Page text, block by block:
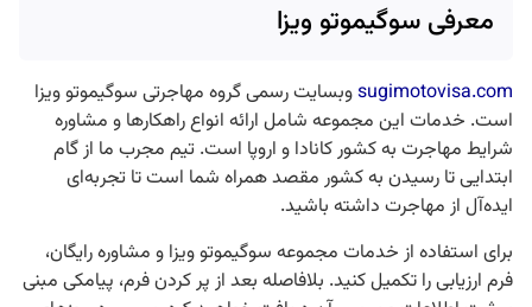
معرفی سوگیموتو ویزا
sugimotovisa.comوبسایت رسمی گروه مهاجرتی سوگیموتو ویزا
است. خدمات این مجموعه شامل ارائه انواع راهکارها و مشاوره
شرایط مهاجرت به کشور کانادا و اروپا است. تیم مجرب ما از گام
ابتدایی تا رسیدن به کشور مقصد همراه شما است تا تجربه‌ای
ایده‌آل از مهاجرت داشته باشید.
برای استفاده از خدمات مجموعه سوگیموتو ویزا و مشاوره رایگان،
فرم ارزیابی را تکمیل کنید. بلافاصله بعد از پر کردن فرم، پیامکی مبنی